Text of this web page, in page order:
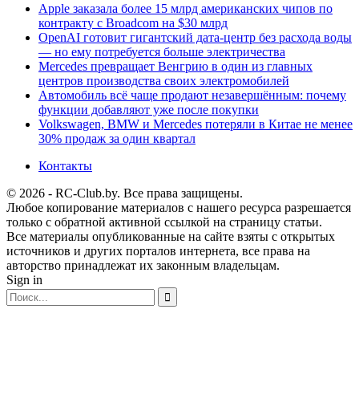
Apple заказала более 15 млрд американских чипов по
контракту с Broadcom на $30 млрд
OpenAI готовит гигантский дата-центр без расхода воды
— но ему потребуется больше электричества
Mercedes превращает Венгрию в один из главных
центров производства своих электромобилей
Автомобиль всё чаще продают незавершённым: почему
функции добавляют уже после покупки
Volkswagen, BMW и Mercedes потеряли в Китае не менее
30% продаж за один квартал
Контакты
© 2026 - RC-Club.by. Все права защищены.
Любое копирование материалов с нашего ресурса разрешается
только с обратной активной ссылкой на страницу статьи.
Все материалы опубликованные на сайте взяты с открытых
источников и других порталов интернета, все права на
авторство принадлежат их законным владельцам.
Sign in